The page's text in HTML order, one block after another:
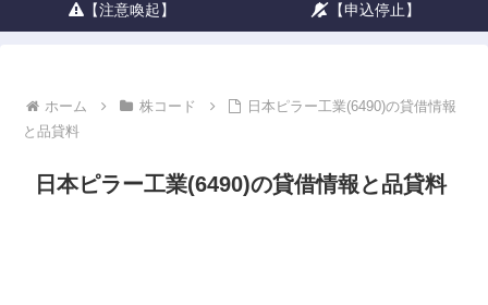
【注意喚起】 【申込停止】
ホーム 株コード
日本ピラー工業(6490)の貸借情報
と品貸料
日本ピラー工業(6490)の貸借情報と品貸料